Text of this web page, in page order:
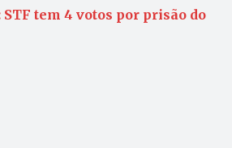
tem 4 votos por prisão do